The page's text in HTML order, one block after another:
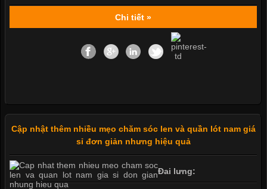
Chi tiết »
Cập nhật thêm nhiều mẹo chăm sóc len và quần lót nam giá
sỉ đơn giản nhưng hiệu quả
Đai lưng: